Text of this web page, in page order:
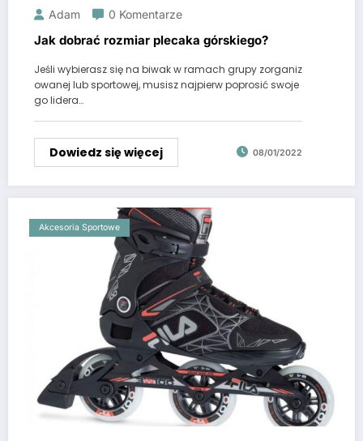
Adam 0 Komentarze
Jak dobrać rozmiar plecaka górskiego?
Jeśli wybierasz się na biwak w ramach grupy zorganiz
owanej lub sportowej, musisz najpierw poprosić swoje
go lidera…
Dowiedz się więcej 08/01/2022
Akcesoria Sportowe